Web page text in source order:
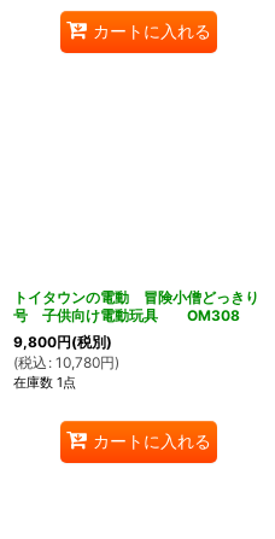
カートに入れる
トイタウンの電動 冒険小僧どっきり
号 子供向け電動玩具 OM308
9,800円(税別)
(税込 : 10,780円)
在庫数 1点
カートに入れる